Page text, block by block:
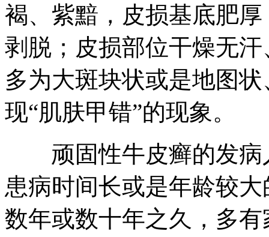
褐、紫黯，皮损基底肥
剥脱；皮损部位干燥无
多为大斑块状或是地图
现“肌肤甲错”的现象。
顽固性牛皮癣的发病
患病时间长或是年龄较
数年或数十年之久，多